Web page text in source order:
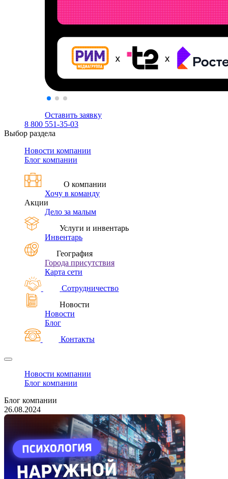
Оставить заявку
8 800 551-35-03
Выбор раздела
Новости компании
Блог компании
О компании
Хочу в команду
Акции
Дело за малым
Услуги и инвентарь
Инвентарь
География
Города присутствия
Карта сети
Сотрудничество
Новости
Новости
Блог
Контакты
Новости компании
Блог компании
Блог компании
26.08.2024